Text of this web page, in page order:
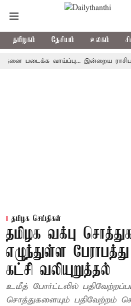
தமிழகம் தேசியம் உலகம்
வாய்ப்பு... இன்றைய ராசிபலன்
தமிழக செய்திகள்
தமிழக வக்பு
எழுந்துள்ள
கட்சி வலியுறுத்தல்
உமீத் போர்ட்டலில்
சொத்துகளையும் பதிவேற்றம்